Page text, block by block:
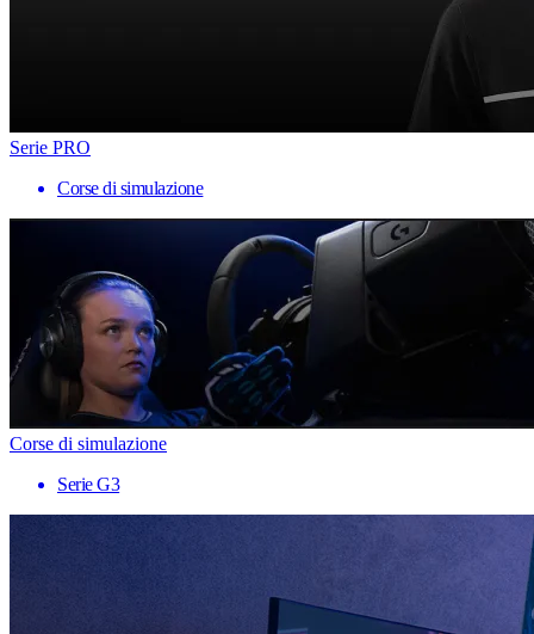
Serie PRO
Corse di simulazione
Corse di simulazione
Serie G3